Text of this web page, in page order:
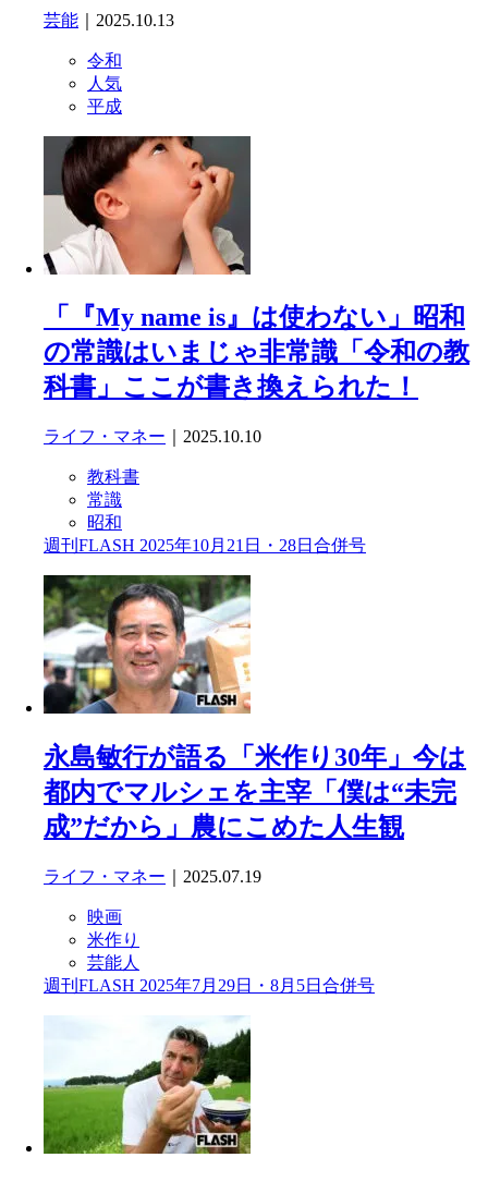
芸能 ｜2025.10.13
令和
人気
平成
「『My name is』は使わない」昭和
の常識はいまじゃ非常識「令和の教
科書」ここが書き換えられた！
ライフ・マネー ｜2025.10.10
教科書
常識
昭和
週刊FLASH 2025年10月21日・28日合併号
永島敏行が語る「米作り30年」今は
都内でマルシェを主宰「僕は“未完
成”だから」農にこめた人生観
ライフ・マネー ｜2025.07.19
映画
米作り
芸能人
週刊FLASH 2025年7月29日・8月5日合併号